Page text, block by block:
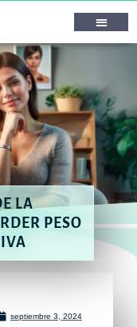
LA
PESO
septiembre 3, 2024